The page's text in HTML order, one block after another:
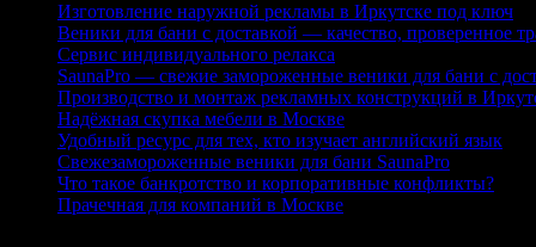
Изготовление наружной рекламы в Иркутске под ключ
Веники для бани с доставкой — качество, проверенное
Сервис индивидуального релакса
SaunaPro — свежие замороженные веники для бани с
Производство и монтаж рекламных конструкций в
Надёжная скупка мебели в Москве
Удобный ресурс для тех, кто изучает английский язык
Свежезамороженные веники для бани SaunaPro
Что такое банкротство и корпоративные конфликты?
Прачечная для компаний в Москве